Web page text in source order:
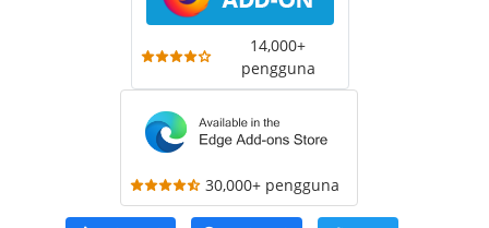
14,000+
pengguna
30,000+ pengguna